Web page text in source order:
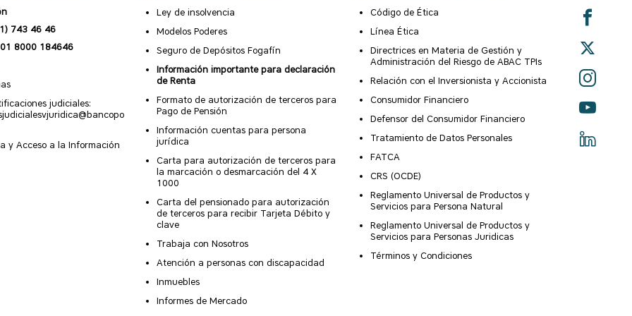
la gestión diaria de
por el cliente.
y/o personas autorizadas.
743 46 46
01 8000 184646
judiciales:
y Acceso a la Información
Ley de insolvencia
Modelos Poderes
Seguro de Depósitos Fogafín
Información importante para declaración
de Renta
Formato de autorización de terceros para
Pago de Pensión
Información cuentas para persona
jurídica
Carta para autorización de terceros para
la marcación o desmarcación del 4 X
1000
Carta del pensionado para autorización
de terceros para recibir Tarjeta Débito y
clave
Trabaja con Nosotros
Atención a personas con discapacidad
Inmuebles
Informes de Mercado
Código de Ética
Línea Ética
Directrices en Materia de Gestión y
Administración del Riesgo de ABAC TPIs
Relación con el Inversionista y Accionista
Consumidor Financiero
Defensor del Consumidor Financiero
Tratamiento de Datos Personales
FATCA
CRS (OCDE)
Reglamento Universal de Productos y
Servicios para Persona Natural
Reglamento Universal de Productos y
Servicios para Personas Juridicas
Términos y Condiciones